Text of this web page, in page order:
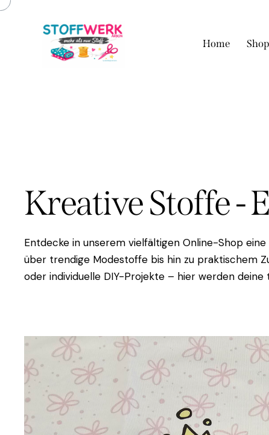
Home Shop
Kreative Stoffe -
Entdecke in unserem vielfältigen Online-Shop
über trendige Modestoffe bis hin zu praktischem
oder individuelle DIY-Projekte – hier werden deine